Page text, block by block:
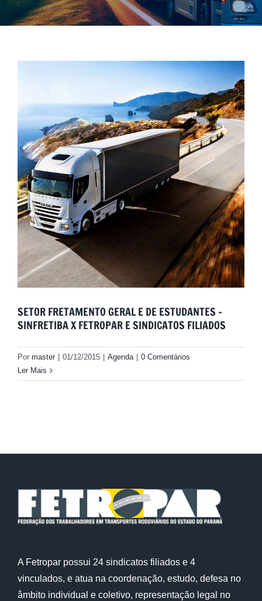
SETOR FRETAMENTO GERAL E DE ESTUDANTES –
SINFRETIBA X FETROPAR E SINDICATOS FILIADOS
Por master 01/12/2015 Agenda
0 Comentários
Ler Mais
A Fetropar possui 24 sindicatos filiados e 4
vinculados, e atua na coordenação, estudo, defesa no
âmbito individual e coletivo, representação legal no